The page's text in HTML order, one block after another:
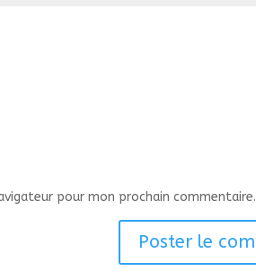
pour mon prochain commentaire.